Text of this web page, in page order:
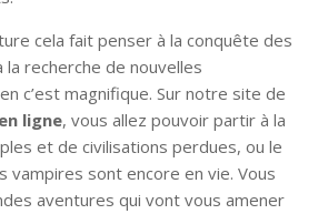
cela fait penser à la conquête des
la recherche de nouvelles
c’est magnifique. Sur notre site de
ligne, vous allez pouvoir partir à la
et de civilisations perdues, ou le
vampires sont encore en vie. Vous
aventures qui vont vous amener